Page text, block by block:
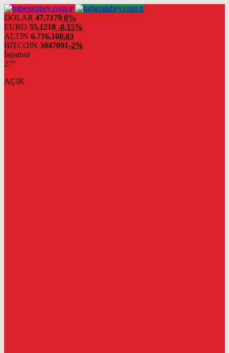
DOLAR 47,7179 0%
EURO 55,1218 -0.15%
ALTIN 6.716,100,83
BITCOIN 3047091-2%
İstanbul
27°
AÇIK